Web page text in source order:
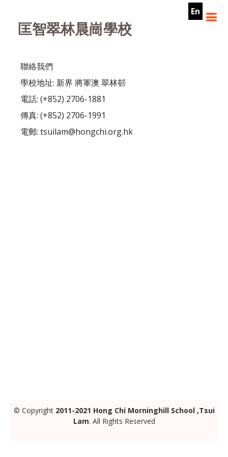
匡智翠林晨崗學校
En
聯絡我們
學校地址: 新界 將軍澳 翠林邨
電話: (+852) 2706-1881
傳真: (+852) 2706-1991
電郵: tsuilam@hongchi.org.hk
© Copyright 2011-2021 Hong Chi Morninghill School ,Tsui
Lam. All Rights Reserved